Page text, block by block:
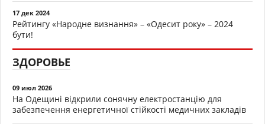
17 дек 2024
Рейтингу «Народне визнання» – «Одесит року» – 2024
бути!
ЗДОРОВЬЕ
09 июл 2026
На Одещині відкрили сонячну електростанцію для
забезпечення енергетичної стійкості медичних закладів